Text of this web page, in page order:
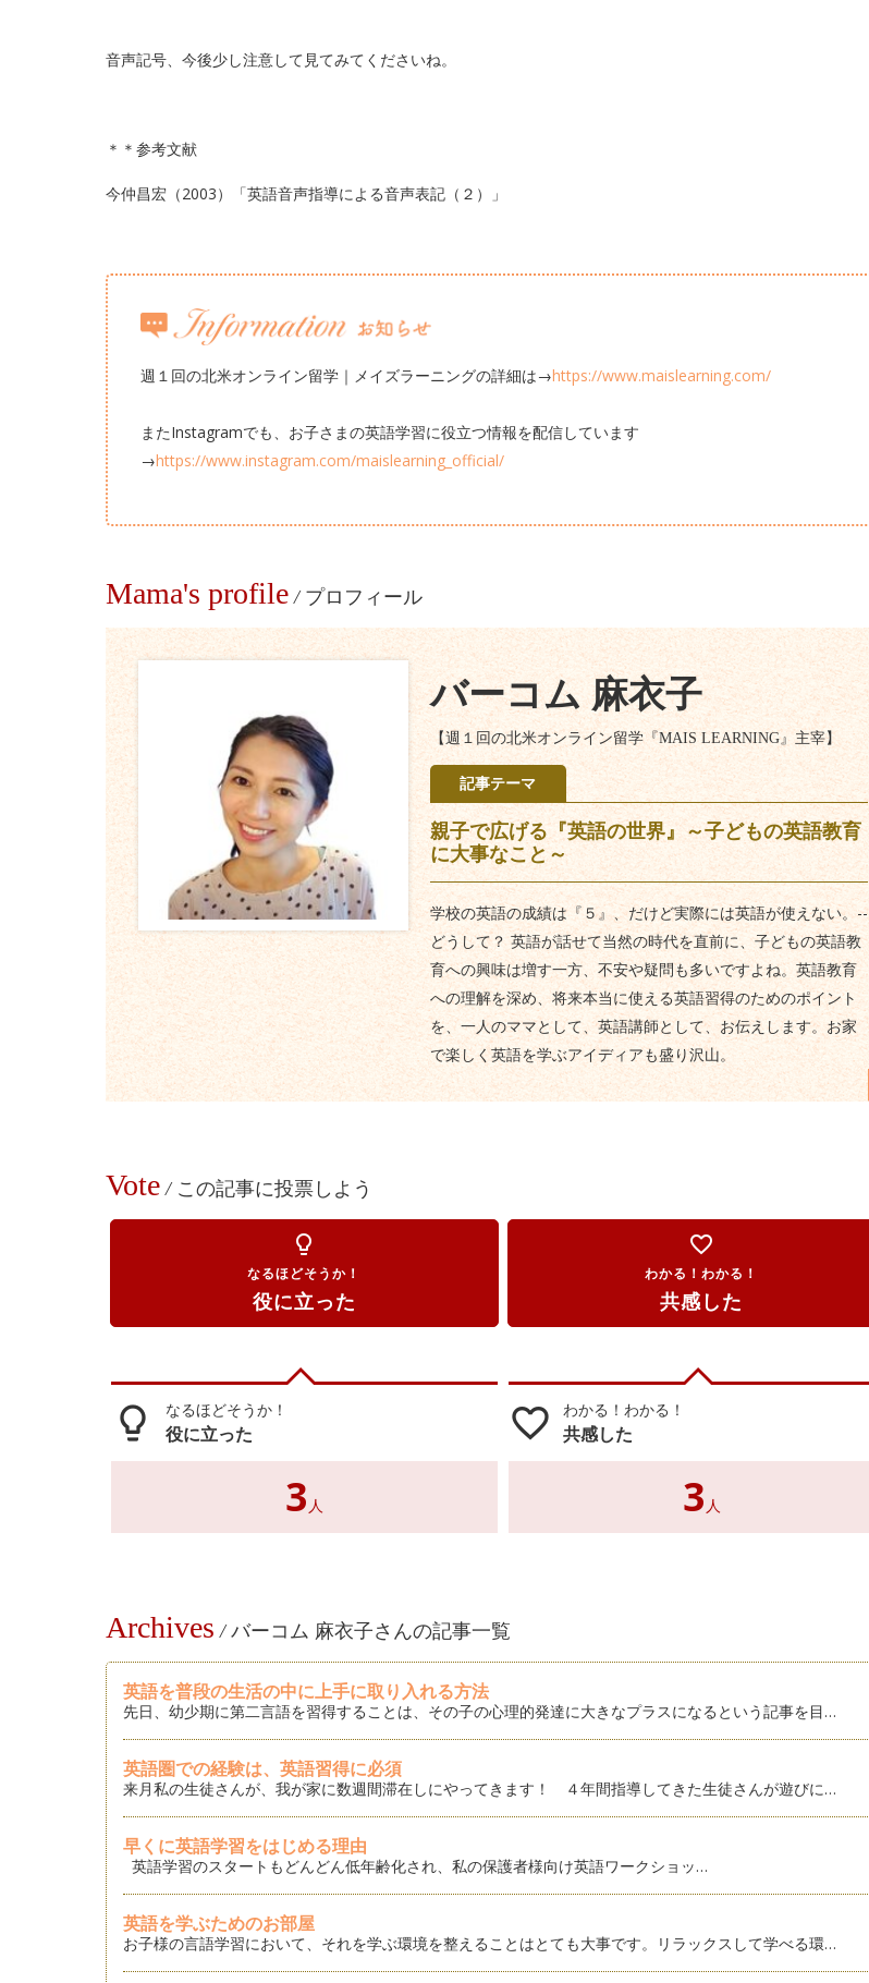
音声記号、今後少し注意して見てみてくださいね。
＊＊参考文献
今仲昌宏（2003）「英語音声指導による音声表記（２）」
週１回の北米オンライン留学｜メイズラーニングの詳細は→https://www.maislearning.com/
またInstagramでも、お子さまの英語学習に役立つ情報を配信しています
→https://www.instagram.com/maislearning_official/
Mama's profile / プロフィール
バーコム 麻衣子
【週１回の北米オンライン留学『MAIS LEARNING』主宰】
記事テーマ
親子で広げる『英語の世界』～子どもの英語教育
に大事なこと～
学校の英語の成績は『５』、だけど実際には英語が使えない。--
どうして？ 英語が話せて当然の時代を直前に、子どもの英語教
育への興味は増す一方、不安や疑問も多いですよね。英語教育
への理解を深め、将来本当に使える英語習得のためのポイント
を、一人のママとして、英語講師として、お伝えします。お家
で楽しく英語を学ぶアイディアも盛り沢山。
Vote / この記事に投票しよう
lightbulb_outline
なるほどそうか！
役に立った
favorite_border
わかる！わかる！
共感した
lightbulb_outline なるほどそうか！
役に立った
3 人
favorite_border わかる！わかる！
共感した
3 人
Archives / バーコム 麻衣子さんの記事一覧
英語を普段の生活の中に上手に取り入れる方法
先日、幼少期に第二言語を習得することは、その子の心理的発達に大きなプラスになるという記事を目…
英語圏での経験は、英語習得に必須
来月私の生徒さんが、我が家に数週間滞在しにやってきます！ ４年間指導してきた生徒さんが遊びに…
早くに英語学習をはじめる理由
英語学習のスタートもどんどん低年齢化され、私の保護者様向け英語ワークショッ…
英語を学ぶためのお部屋
お子様の言語学習において、それを学ぶ環境を整えることはとても大事です。リラックスして学べる環…